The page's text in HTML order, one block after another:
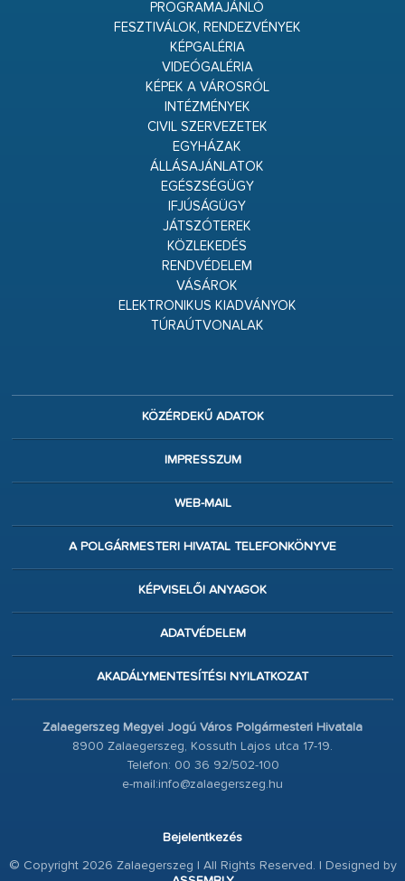
PROGRAMAJÁNLÓ
FESZTIVÁLOK, RENDEZVÉNYEK
KÉPGALÉRIA
VIDEÓGALÉRIA
KÉPEK A VÁROSRÓL
INTÉZMÉNYEK
CIVIL SZERVEZETEK
EGYHÁZAK
ÁLLÁSAJÁNLATOK
EGÉSZSÉGÜGY
IFJÚSÁGÜGY
JÁTSZÓTEREK
KÖZLEKEDÉS
RENDVÉDELEM
VÁSÁROK
ELEKTRONIKUS KIADVÁNYOK
TÚRAÚTVONALAK
KÖZÉRDEKŰ ADATOK
IMPRESSZUM
WEB-MAIL
A POLGÁRMESTERI HIVATAL TELEFONKÖNYVE
KÉPVISELŐI ANYAGOK
ADATVÉDELEM
AKADÁLYMENTESÍTÉSI NYILATKOZAT
Zalaegerszeg Megyei Jogú Város Polgármesteri Hivatala
8900 Zalaegerszeg, Kossuth Lajos utca 17-19.
Telefon: 00 36 92/502-100
e-mail:info@zalaegerszeg.hu
Bejelentkezés
© Copyright 2026 Zalaegerszeg | All Rights Reserved. | Designed by